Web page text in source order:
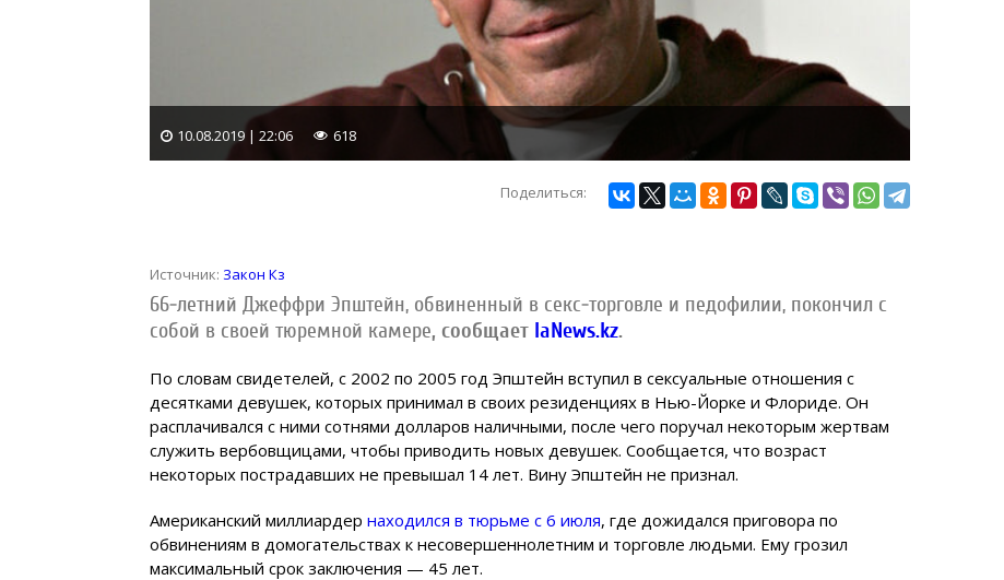
10.08.2019 | 22:06 618
Поделиться:
Источник: Закон Кз
66-летний Джеффри Эпштейн, обвиненный в секс-торговле и педофилии, покончил с
собой в своей тюремной камере, сообщает IaNews.kz.
По словам свидетелей, с 2002 по 2005 год Эпштейн вступил в сексуальные отношения с
десятками девушек, которых принимал в своих резиденциях в Нью-Йорке и Флориде. Он
расплачивался с ними сотнями долларов наличными, после чего поручал некоторым жертвам
служить вербовщицами, чтобы приводить новых девушек. Сообщается, что возраст
некоторых пострадавших не превышал 14 лет. Вину Эпштейн не признал.
Американский миллиардер находился в тюрьме с 6 июля, где дожидался приговора по
обвинениям в домогательствах к несовершеннолетним и торговле людьми. Ему грозил
максимальный срок заключения — 45 лет.